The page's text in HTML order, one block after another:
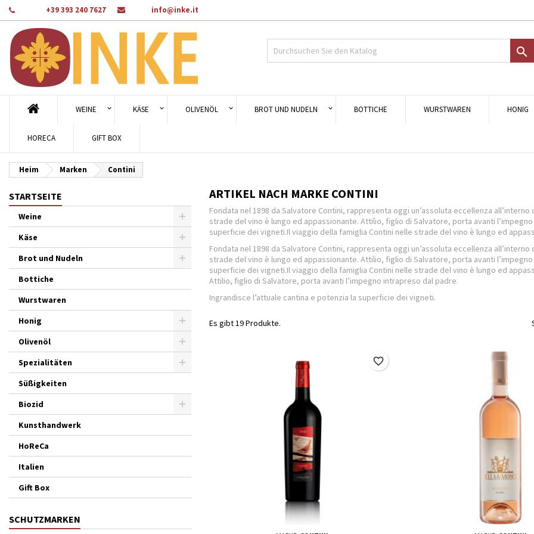
+39 393 240 7627 info@inke.it

WEINE KÄSE OLIVENÖL BROT UND NUDELN BOTTICHE WURSTWAREN HONIG
HORECA GIFT BOX
Heim Marken Contini
STARTSEITE
Weine
Käse
Brot und Nudeln
Bottiche
Wurstwaren
Honig
Olivenöl
Spezialitäten
Süßigkeiten
Biozid
Kunsthandwerk
HoReCa
Italien
Gift Box
SCHUTZMARKEN
ARTIKEL NACH MARKE CONTINI
Fondata nel 1898 da Salvatore Contini, rappresenta oggi un’assoluta eccellenza
strade del vino è lungo ed appassionante. Attilio, figlio di Salvatore, porta avanti
superficie dei vigneti.Il viaggio della famiglia Contini nelle strade del vino è lungo ed
Fondata nel 1898 da Salvatore Contini, rappresenta oggi un’assoluta eccellenza
strade del vino è lungo ed appassionante. Attilio, figlio di Salvatore, porta avanti
superficie dei vigneti.Il viaggio della famiglia Contini nelle strade del vino è lungo ed
Attilio, figlio di Salvatore, porta avanti l’impegno intrapreso dal padre.
Ingrandisce l’attuale cantina e potenzia la superficie dei vigneti.
Es gibt 19 Produkte.
favorite_border
Auf meine Wunschliste
Crea nuova lista
((modalTitle))
((confirmMessage))
Wunschliste erstellen
Anmelden
Sie müssen angemeldet sein, um Artikel Ihrer Wunschliste hinzufügen zu